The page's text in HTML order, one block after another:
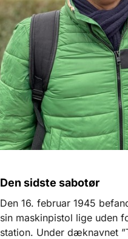
Den sidste sabotør
Den 16. februar 1945
sin maskinpistol lige uden
station. Under dæknavnet